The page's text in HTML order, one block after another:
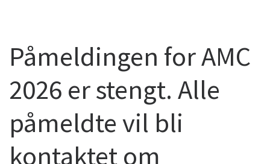
Påmeldingen for AMC
2026 er stengt. Alle
påmeldte vil bli
kontaktet om